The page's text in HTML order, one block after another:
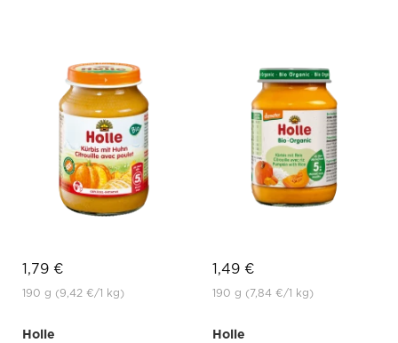
1,79 €
190 g (9,42 €/1 kg)
1,49 €
190 g (7,84 €/1 kg)
Holle
Holle